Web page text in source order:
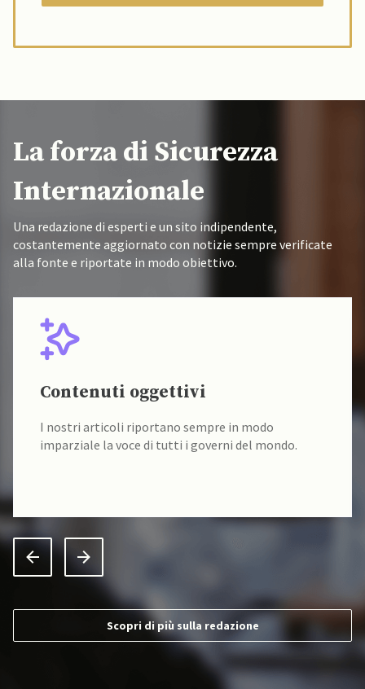
La forza di Sicurezza
Internazionale
Una redazione di esperti e un sito indipendente,
costantemente aggiornato con notizie sempre verificate
alla fonte e riportate in modo obiettivo.
Contenuti oggettivi
I nostri articoli riportano sempre in modo
imparziale la voce di tutti i governi del mondo.
Scopri di più sulla redazione